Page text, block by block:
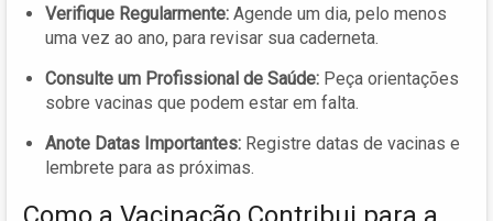
Verifique Regularmente: Agende um dia, pelo menos
uma vez ao ano, para revisar sua caderneta.
Consulte um Profissional de Saúde: Peça orientações
sobre vacinas que podem estar em falta.
Anote Datas Importantes: Registre datas de vacinas e
lembrete para as próximas.